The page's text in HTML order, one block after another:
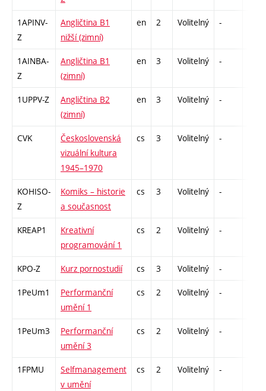
1APINV-
Z
Angličtina B1
nižší (zimní)
en 2 Volitelný -
1AINBA-
Z
Angličtina B1
(zimní)
en 3 Volitelný -
1UPPV-Z
Angličtina B2
(zimní)
en 3 Volitelný -
CVK
Československá
vizuální kultura
1945–1970
cs 3 Volitelný -
KOHISO-
Z
Komiks – historie
a současnost
cs 3 Volitelný -
KREAP1
Kreativní
programování 1
cs 2 Volitelný -
KPO-Z Kurz pornostudií cs 3 Volitelný -
1PeUm1
Performanční
umění 1
cs 2 Volitelný -
1PeUm3
Performanční
umění 3
cs 2 Volitelný -
1FPMU
Selfmanagement
v umění
cs 2 Volitelný -